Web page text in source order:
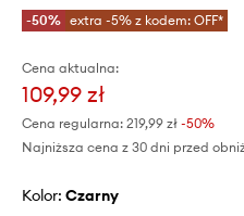
-50% extra -5% z kodem: OFF*
Cena aktualna:
109,99 zł
Cena regularna: 219,99 zł -50%
Najniższa cena z 30 dni przed
Kolor: czarny